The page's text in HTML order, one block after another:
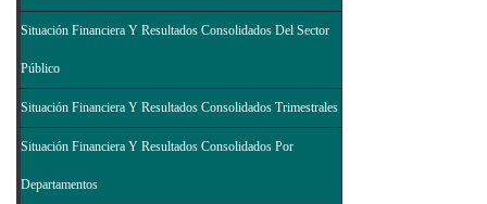
Situación Financiera Y Resultados Consolidados Del Sector
Público
Situación Financiera Y Resultados Consolidados Trimestrales
Situación Financiera Y Resultados Consolidados Por
Departamentos